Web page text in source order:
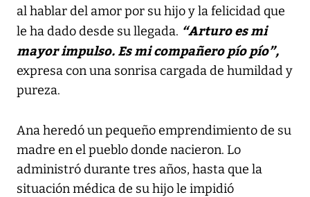
al hablar del amor por su hijo y la felicidad que
le ha dado desde su llegada. “Arturo es mi
mayor impulso. Es mi compañero pío pío”,
expresa con una sonrisa cargada de humildad y
pureza.
Ana heredó un pequeño emprendimiento de su
madre en el pueblo donde nacieron. Lo
administró durante tres años, hasta que la
situación médica de su hijo le impidió